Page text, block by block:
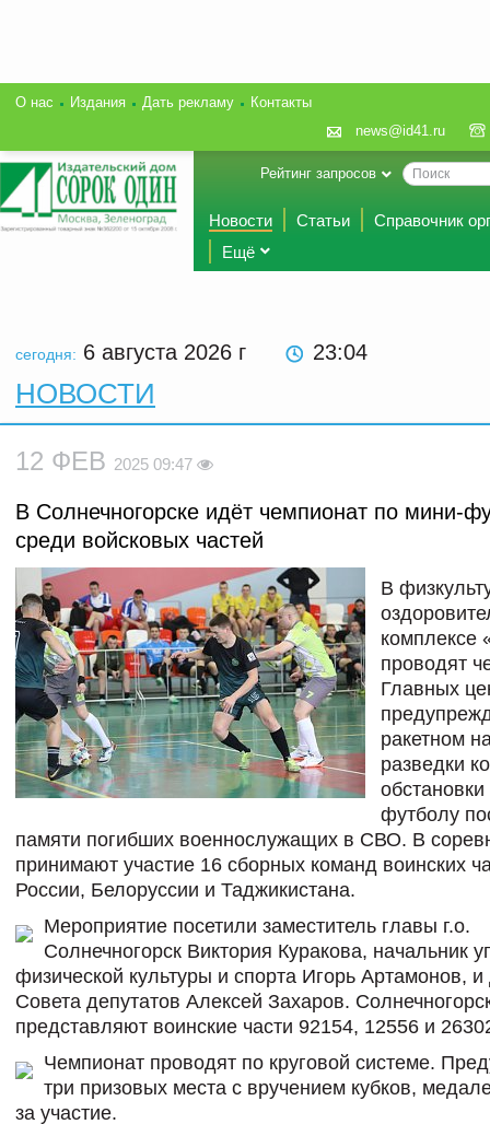
О нас Издания Дать рекламу
Контакты
news@id41.ru
Рейтинг запросов
Новости Статьи
Справочник
Ещё
сегодня: 6 августа 2026 г 23:04
НОВОСТИ
12 ФЕВ 2025 09:47
В Солнечногорске идёт чемпионат по
среди войсковых частей
В
комплексе
проводят
Главных
ракетном
разведки
футболу
памяти погибших военнослужащих в СВО. В
принимают участие 16 сборных команд воинских
России, Белоруссии и Таджикистана.
Мероприятие посетили заместитель главы г.о.
Солнечногорск Виктория Куракова, начальник
физической культуры и спорта Игорь Артамонов, и
Совета депутатов Алексей Захаров.
представляют воинские части 92154, 12556 и
Чемпионат проводят по круговой системе.
три призовых места с вручением кубков,
за участие.